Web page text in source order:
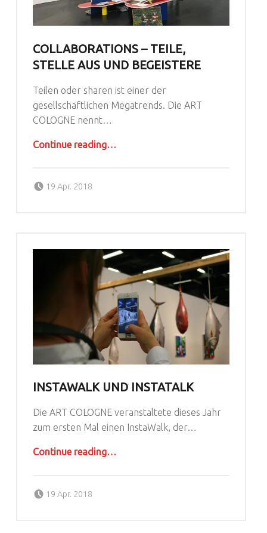
COLLABORATIONS – TEILE,
STELLE AUS UND BEGEISTERE
Teilen oder sharen ist einer der
gesellschaftlichen Megatrends. Die ART
COLOGNE nennt…
Continue reading“Collaborations – Teile, stelle aus und begeistere”
…
19 Apr. 2018
INSTAWALK UND INSTATALK
Die ART COLOGNE veranstaltete dieses Jahr
zum ersten Mal einen InstaWalk, der…
Continue reading…
19 Apr. 2018